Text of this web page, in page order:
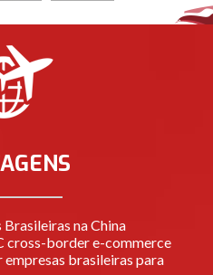
na China
cross-border e-commerce
brasileiras para